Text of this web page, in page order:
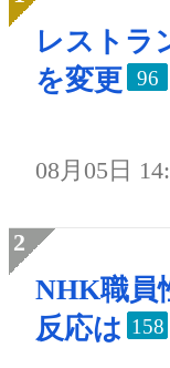
レストラ
を変更
96
08月05日
NHK職員
反応は 158